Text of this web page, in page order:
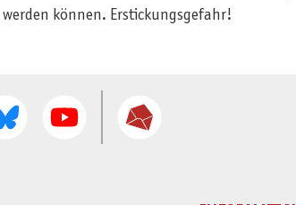
können. Erstickungsgefahr!